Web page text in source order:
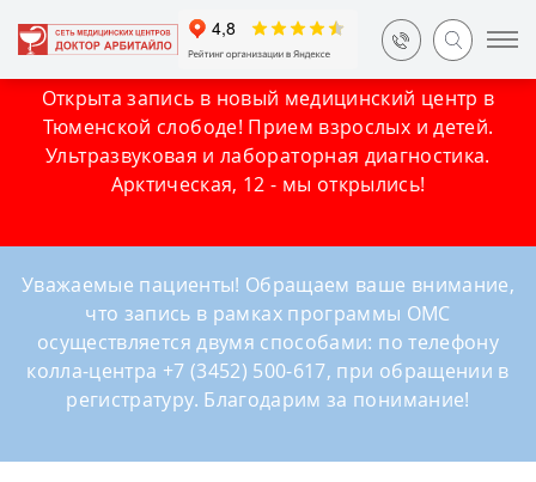
Открыта запись в новый медицинский центр в
Тюменской слободе! Прием взрослых и детей.
Ультразвуковая и лабораторная диагностика.
Арктическая, 12 - мы открылись!
Уважаемые пациенты! Обращаем ваше внимание,
что запись в рамках программы ОМС
осуществляется двумя способами: по телефону
колла-центра +7 (3452) 500-617, при обращении в
регистратуру. Благодарим за понимание!